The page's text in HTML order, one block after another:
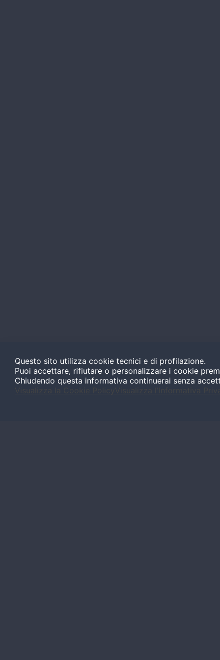
Questo sito utilizza cookie tecnici e di profilazione.
Puoi accettare, rifiutare o personalizzare i cookie
Chiudendo questa informativa continuerai senza